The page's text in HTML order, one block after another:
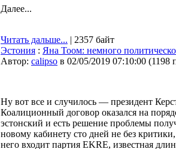
Далее...
Читать дальше... | 2357 байт
Эстония : Яна Тоом: немного
Автор: calipso в 02/05/2019 07:10:00 (1198
Ну вот все и случилось — президент
Коалиционный договор оказался на
эстонский и есть решение проблемы
новому кабинету сто дней не без
него входит партия EKRE, известная